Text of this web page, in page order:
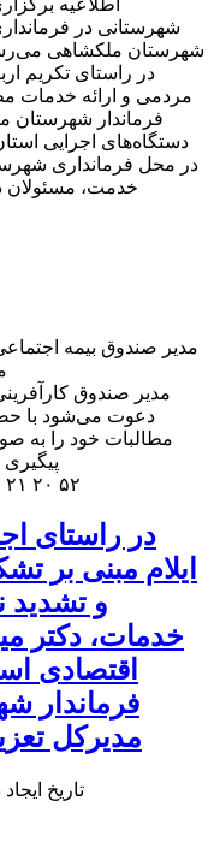
شهرستانی در
شهرستان ملکشاهی
در راستای تکریم
مردمی و ارائه
فرماندار شهرستان
در محل فرمانداری
خدمت، مسئولان
- مدیر صندوق بیمه
دعوت می‌شود با
مطالبات خود را به
در راستای
ایلام مبنی بر
و تشدید
خدمات، دکتر
اقتصادی
فرماندار
مدیرکل
تاریخ ایجاد در سه